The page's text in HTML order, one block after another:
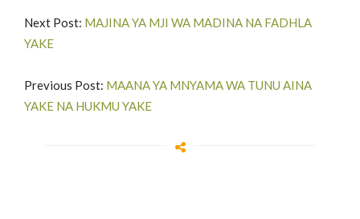
Next Post: MAJINA YA MJI WA MADINA NA FADHLA
YAKE
Previous Post: MAANA YA MNYAMA WA TUNU AINA
YAKE NA HUKMU YAKE